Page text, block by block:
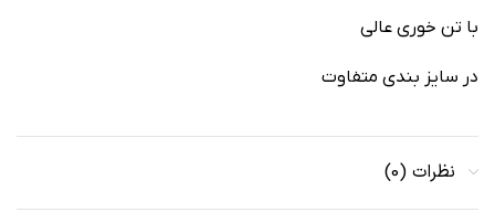
با تن خوری عالی
در سایز بندی متفاوت
نظرات (0)